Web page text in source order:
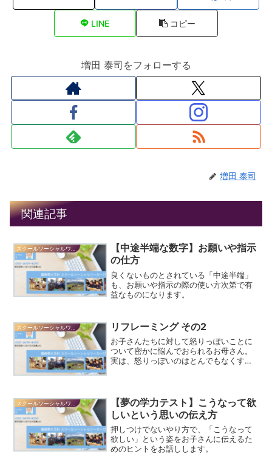
LINE コピー
増田 泰司をフォローする
増田 泰司
関連記事
スクールソーシャルワーカーだより
【中途半端な数字】お願いや指示
の仕方
良くないものとされている「中途半端」
も、お願いや指示の際の使い方次第で有
益なものになります。
リフレーミング その2
お子さんたちに対して怒りっぽいことに
ついて密かに悩んでおられるお母さん。
実は、怒りっぽいのはとんでもなくすば
【夢の学力テスト】こうなって欲
しいという思いの伝え方
押しつけでないやり方で、「こうなって
欲しい」という姿をお子さんに伝えるた
めのヒントをお話しします。